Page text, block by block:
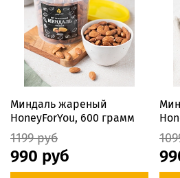
Миндаль жареный
HoneyForYou, 600 грамм
1199 руб
990 руб